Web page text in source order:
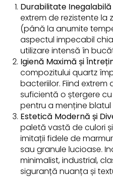
Durabilitate Inegalabilă
extrem de rezistente la
(până la anumite
aspectul impecabil
utilizare intensă în
Igienă Maximă și
compozitului quartz
bacteriilor. Fiind extrem
suficientă o ștergere
pentru a menține blatul
Estetică Modernă și
paletă vastă de culori
imitații fidele de
sau granule lucioase.
minimalist, industrial,
siguranță nuanța și